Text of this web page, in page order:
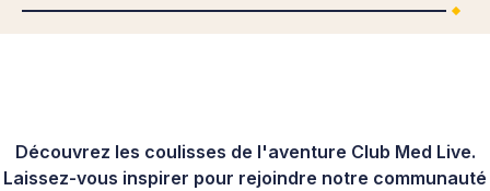
Découvrez les coulisses de l'aventure Club Med Live.
Laissez-vous inspirer pour rejoindre notre communauté